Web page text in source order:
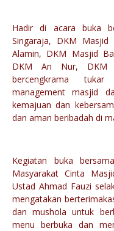
Hadir di acara buka
Singaraja, DKM
Alamin, DKM Masjid
DKM An Nur, DKM
bercengkrama
management masjid
kemajuan dan
dan aman beribadah di
Kegiatan buka
Masyarakat Cinta
Ustad Ahmad Fauzi
mengatakan
dan mushola untuk
menu berbuka dan